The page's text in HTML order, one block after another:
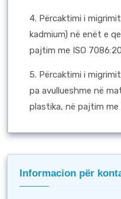
4. Përcaktimi i
kadmium) në enët e
pajtim me ISO
5. Përcaktimi i
pa avullueshme në
plastika, në pajtim me
Informacion për